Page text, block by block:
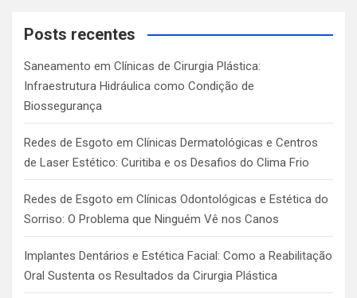
c
Posts recentes
Saneamento em Clínicas de Cirurgia Plástica:
Infraestrutura Hidráulica como Condição de
Biossegurança
Redes de Esgoto em Clínicas Dermatológicas e Centros
de Laser Estético: Curitiba e os Desafios do Clima Frio
Redes de Esgoto em Clínicas Odontológicas e Estética do
Sorriso: O Problema que Ninguém Vê nos Canos
Implantes Dentários e Estética Facial: Como a Reabilitação
Oral Sustenta os Resultados da Cirurgia Plástica